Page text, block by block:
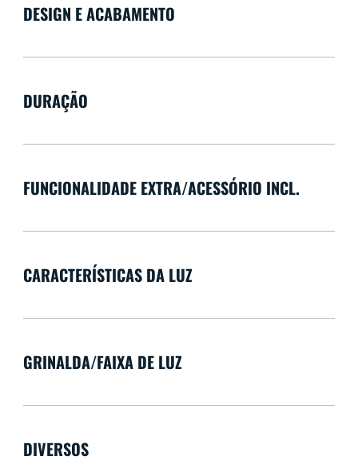
DESIGN E ACABAMENTO
DURAÇÃO
FUNCIONALIDADE EXTRA/ACESSÓRIO INCL.
CARACTERÍSTICAS DA LUZ
GRINALDA/FAIXA DE LUZ
DIVERSOS